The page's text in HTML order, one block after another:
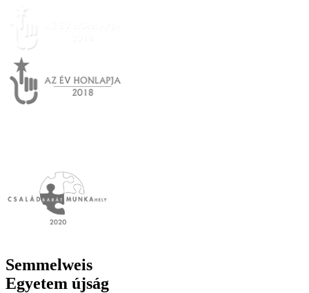
Semmelweis
Egyetem újság